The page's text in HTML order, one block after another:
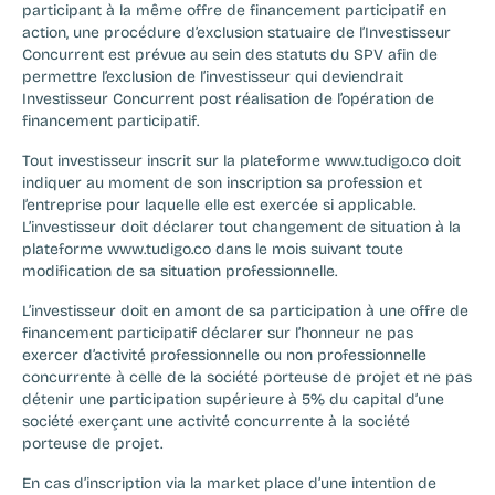
participant à la même offre de financement participatif en
action, une procédure d’exclusion statuaire de l’Investisseur
Concurrent est prévue au sein des statuts du SPV afin de
permettre l’exclusion de l’investisseur qui deviendrait
Investisseur Concurrent post réalisation de l’opération de
financement participatif.
Tout investisseur inscrit sur la plateforme www.tudigo.co doit
indiquer au moment de son inscription sa profession et
l’entreprise pour laquelle elle est exercée si applicable.
L’investisseur doit déclarer tout changement de situation à la
plateforme www.tudigo.co dans le mois suivant toute
modification de sa situation professionnelle.
L’investisseur doit en amont de sa participation à une offre de
financement participatif déclarer sur l’honneur ne pas
exercer d’activité professionnelle ou non professionnelle
concurrente à celle de la société porteuse de projet et ne pas
détenir une participation supérieure à 5% du capital d’une
société exerçant une activité concurrente à la société
porteuse de projet.
En cas d’inscription via la market place d’une intention de